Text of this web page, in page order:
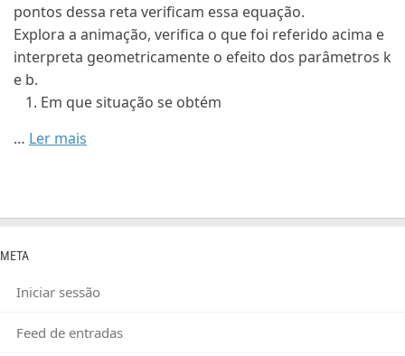
pontos dessa reta verificam essa equação.
Explora a animação, verifica o que foi referido acima e
interpreta geometricamente o efeito dos parâmetros k
e b.
Em que situação se obtém
… Ler mais
META
Iniciar sessão
Feed de entradas